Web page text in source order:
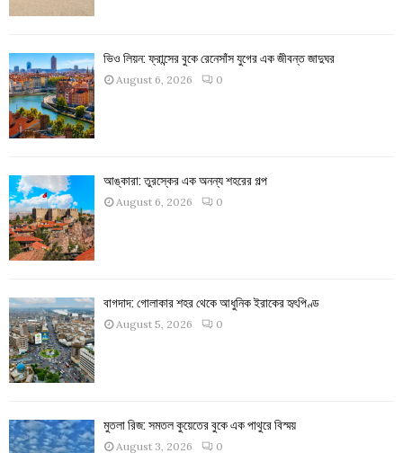
ভিও লিয়ন: ফ্রান্সের বুকে রেনেসাঁস যুগের এক জীবন্ত জাদুঘর
August 6, 2026 0
আঙ্কারা: তুরস্কের এক অনন্য শহরের গল্প
August 6, 2026 0
বাগদাদ: গোলাকার শহর থেকে আধুনিক ইরাকের হৃৎপিণ্ড
August 5, 2026 0
মুতলা রিজ: সমতল কুয়েতের বুকে এক পাথুরে বিস্ময়
August 3, 2026 0